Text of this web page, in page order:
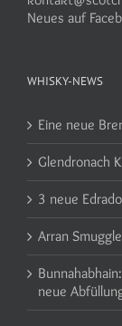
Neues auf
WHISKY-NEWS
Eine neue
Glendronach
3 neue
Arran
neue